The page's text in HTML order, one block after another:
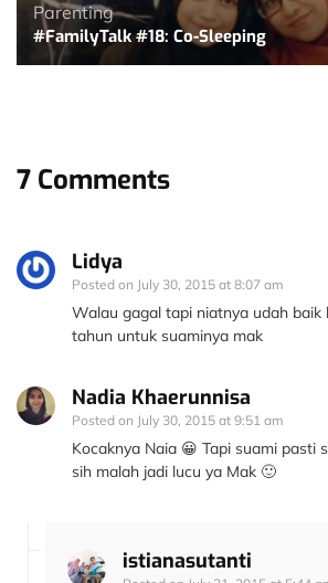
Parenting
#FamilyTalk #18: Co-Sleeping
7 Comments
Lidya
Posted on July 30, 2015 at 8:07 am
Walau gagal tapi niatnya udah baik
tahun untuk suaminya mak
Nadia Khaerunnisa
Posted on July 30, 2015 at 9:51 am
Kocaknya Naia 😀 Tapi suami pasti
sih malah jadi lucu ya Mak 🙂
istianasutanti